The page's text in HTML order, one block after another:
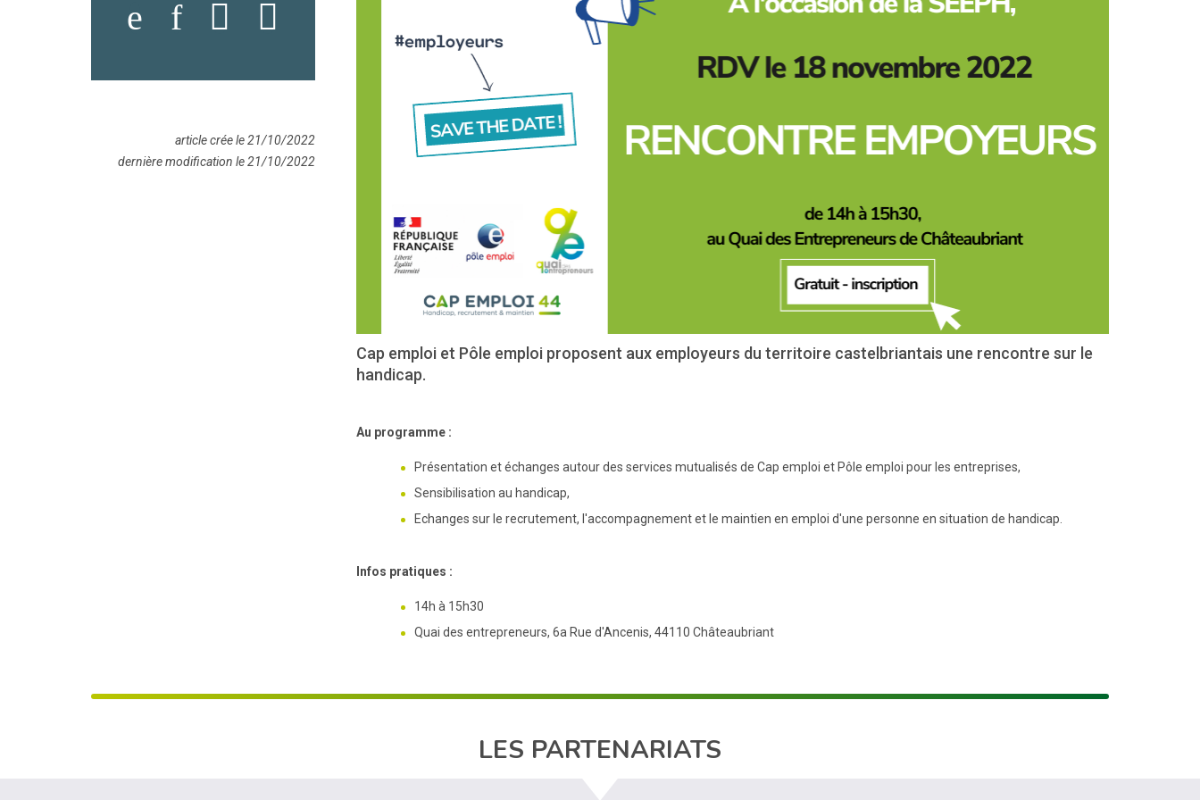
Cap emploi et Pôle emploi proposent aux employeurs du territoire castelbriantais une rencontre sur le
handicap.
Au programme :
Présentation et échanges autour des services mutualisés de Cap emploi et Pôle emploi pour les entreprises,
Sensibilisation au handicap,
Echanges sur le recrutement, l'accompagnement et le maintien en emploi d'une personne en situation de handicap.
Infos pratiques :
14h à 15h30
Quai des entrepreneurs, 6a Rue d'Ancenis, 44110 Châteaubriant
article crée le 21/10/2022
dernière modification le 21/10/2022
LES PARTENARIATS